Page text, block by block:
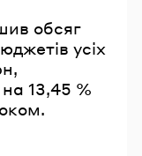
обсяг
усіх
13,45 %